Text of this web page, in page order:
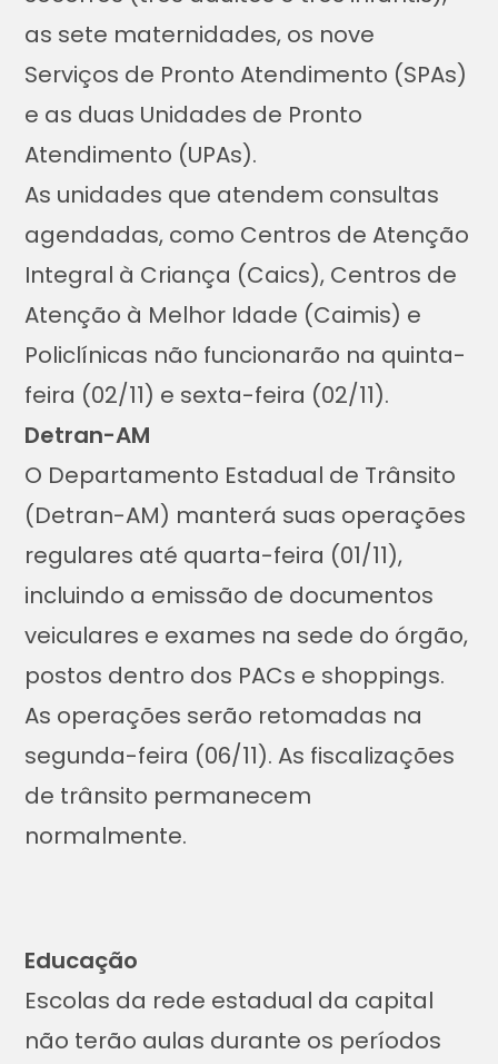
as sete maternidades, os nove
Serviços de Pronto Atendimento (SPAs)
e as duas Unidades de Pronto
Atendimento (UPAs).
As unidades que atendem consultas
agendadas, como Centros de Atenção
Integral à Criança (Caics), Centros de
Atenção à Melhor Idade (Caimis) e
Policlínicas não funcionarão na quinta-
feira (02/11) e sexta-feira (02/11).
Detran-AM
O Departamento Estadual de Trânsito
(Detran-AM) manterá suas operações
regulares até quarta-feira (01/11),
incluindo a emissão de documentos
veiculares e exames na sede do órgão,
postos dentro dos PACs e shoppings.
As operações serão retomadas na
segunda-feira (06/11). As fiscalizações
de trânsito permanecem
normalmente.
Educação
Escolas da rede estadual da capital
não terão aulas durante os períodos